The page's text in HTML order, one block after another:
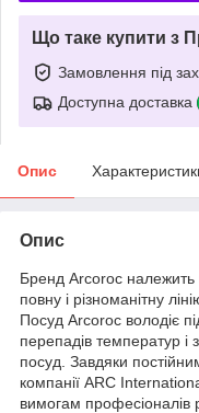
Що таке купити з
Замовлення під
Доступна доставка
Опис
Опис
Бренд Arcoroc належить
повну і різноманітну
Посуд Arcoroc володіє
перепадів температур і
посуд. Завдяки
компанії ARC
вимогам професіоналів